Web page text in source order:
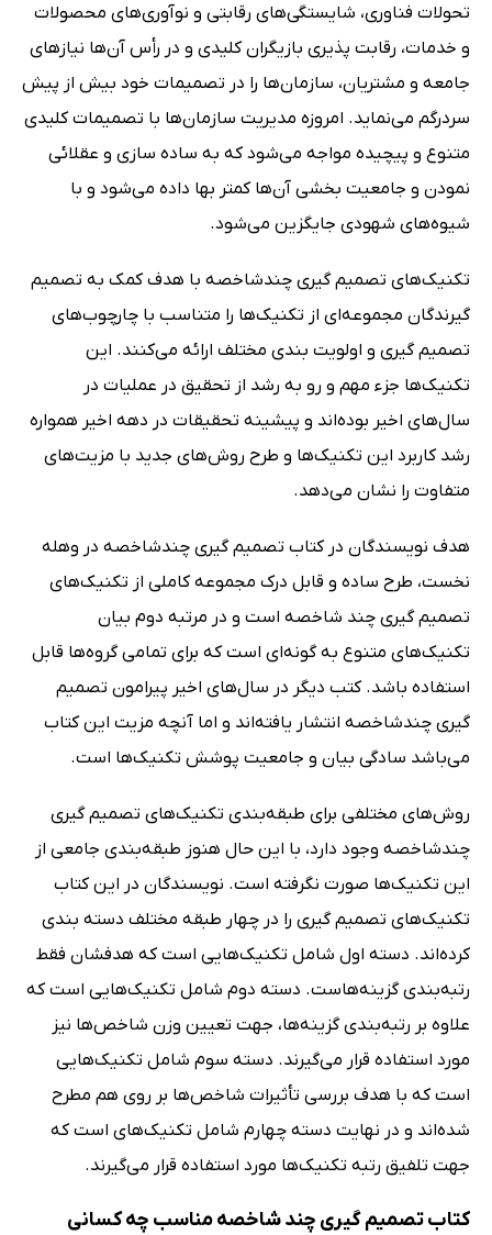
تحولات فناوری، شایستگی‌های رقابتی و نوآوری‌های محصولات
و خدمات، رقابت پذیری بازیگران کلیدی و در رأس آن‌ها نیازهای
جامعه و مشتریان، سازمان‌ها را در تصمیمات خود بیش از پیش
سردرگم می‌نماید. امروزه مدیریت سازمان‌ها با تصمیمات کلیدی
متنوع و پیچیده مواجه می‌شود که به ساده سازی و عقلائی
نمودن و جامعیت بخشی آن‌ها کمتر بها داده می‌شود و با
شیوه‌های شهودی جایگزین می‌شود.
تکنیک‌های تصمیم گیری چندشاخصه با هدف کمک به تصمیم
گیرندگان مجموعه‌ای از تکنیک‌ها را متناسب با چارچوب‌های
تصمیم گیری و اولویت بندی مختلف ارائه می‌کنند. این
تکنیک‌ها جزء مهم و رو به رشد از تحقیق در عملیات در
سال‌های اخیر بوده‌اند و پیشینه تحقیقات در دهه اخیر همواره
رشد کاربرد این تکنیک‌ها و طرح روش‌های جدید با مزیت‌های
متفاوت را نشان می‌دهد.
هدف نویسندگان در کتاب تصمیم گیری چندشاخصه در وهله
نخست، طرح ساده و قابل درک مجموعه کاملی از تکنیک‌های
تصمیم گیری چند شاخصه است و در مرتبه دوم بیان
تکنیک‌های متنوع به گونه‌ای است که برای تمامی گروه‌ها قابل
استفاده باشد. کتب دیگر در سال‌های اخیر پیرامون تصمیم
گیری چندشاخصه انتشار یافته‌اند و اما آنچه مزیت این کتاب
می‌باشد سادگی بیان و جامعیت پوشش تکنیک‌ها است.
روش‌های مختلفی برای طبقه‌بندی تکنیک‌های تصمیم گیری
چندشاخصه وجود دارد، با این حال هنوز طبقه‌بندی جامعی از
این تکنیک‌ها صورت نگرفته است. نویسندگان در این کتاب
تکنیک‌های تصمیم گیری را در چهار طبقه مختلف دسته بندی
کرده‌اند. دسته اول شامل تکنیک‌هایی است که هدفشان فقط
رتبه‌بندی گزینه‌هاست. دسته دوم شامل تکنیک‌هایی است که
علاوه بر رتبه‌بندی گزینه‌ها، جهت تعیین وزن شاخص‌ها نیز
مورد استفاده قرار می‌گیرند. دسته سوم شامل تکنیک‌هایی
است که با هدف بررسی تأثیرات شاخص‌ها بر روی هم مطرح
شده‌اند و در نهایت دسته چهارم شامل تکنیک‌های است که
جهت تلفیق رتبه تکنیک‌ها مورد استفاده قرار می‌گیرند.
کتاب تصمیم گیری چند شاخصه مناسب چه کسانی